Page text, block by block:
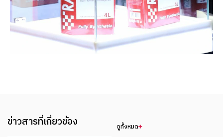
ข่าวสารที่เกี่ยวข้อง ดูทั้งหมด